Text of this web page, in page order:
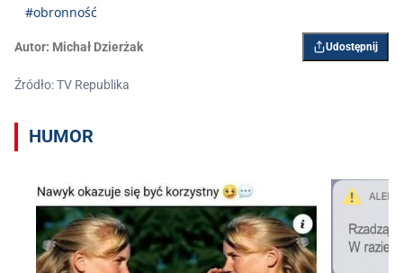
#obronność
Autor: Michał Dzierżak Udostępnij
Źródło: TV Republika
HUMOR